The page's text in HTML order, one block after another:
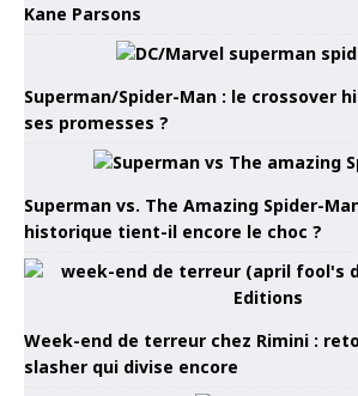
Kane Parsons
Superman/Spider-Man : le crossover
ses promesses ?
Superman vs. The Amazing Spider-
historique tient-il encore le choc ?
Week-end de terreur chez Rimini :
slasher qui divise encore